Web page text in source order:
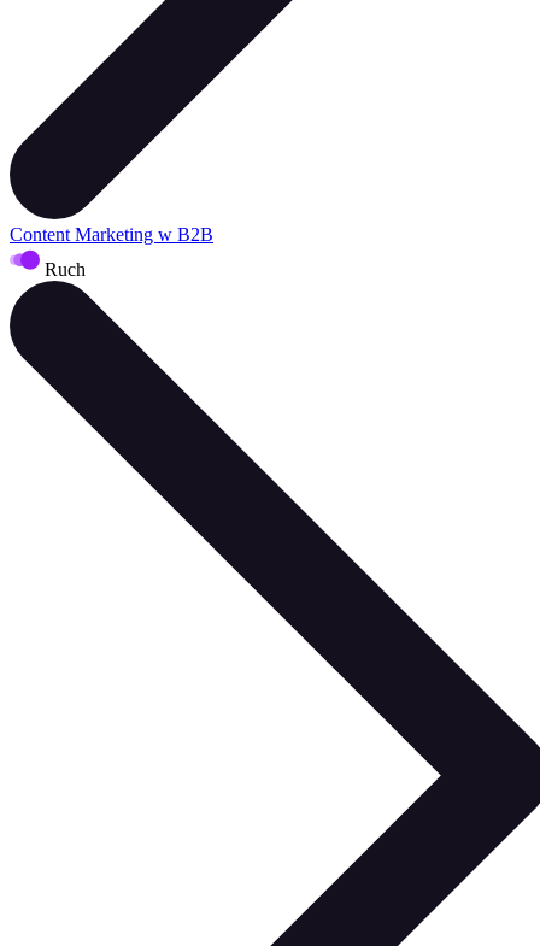
Content Marketing w B2B
Ruch